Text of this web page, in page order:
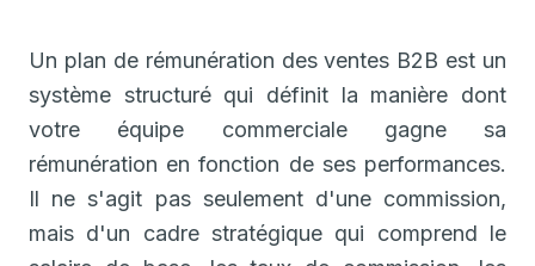
Un plan de rémunération des ventes B2B est un
système structuré qui définit la manière dont
votre équipe commerciale gagne sa
rémunération en fonction de ses performances.
Il ne s'agit pas seulement d'une commission,
mais d'un cadre stratégique qui comprend le